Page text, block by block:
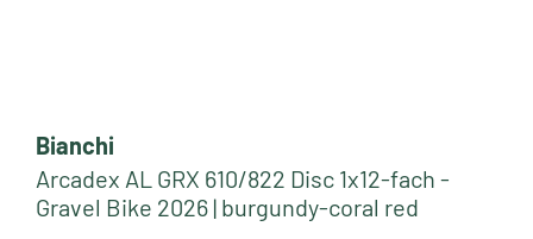
Bianchi
Arcadex AL GRX 610/822 Disc 1x12-fach -
Gravel Bike 2026 | burgundy-coral red